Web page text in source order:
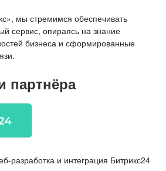
мы стремимся обеспечивать
сервис, опираясь на знание
бизнеса и сформированные
партнёра
и интеграция Битрикс24